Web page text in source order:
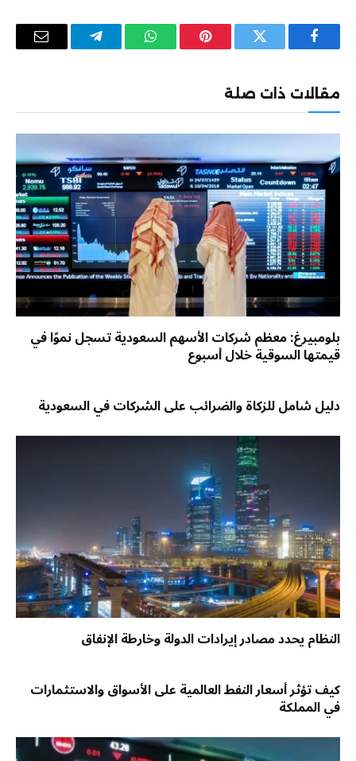
فيسبوك تويتر بينتيريستواتساب تيلقرام
البريد
مقالات ذات صلة
بلومبيرغ: معظم شركات الأسهم السعودية تسجل نموًا في
قيمتها السوقية خلال أسبوع
دليل شامل للزكاة والضرائب على الشركات في السعودية
النظام يحدد مصادر إيرادات الدولة وخارطة الإنفاق
كيف تؤثر أسعار النفط العالمية على الأسواق والاستثمارات
في المملكة